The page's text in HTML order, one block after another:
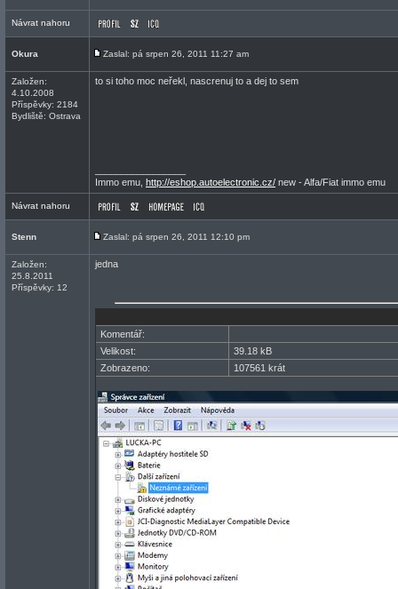
Návrat nahoru
Okura Zaslal: pá srpen 26, 2011 11:27 am
Založen:
4.10.2008
Příspěvky: 2184
Bydliště: Ostrava
to si toho moc neřekl, nascrenuj to a dej to sem
Immo emu, http://eshop.autoelectronic.cz/ new - Alfa/Fiat immo emu
Návrat nahoru
Stenn Zaslal: pá srpen 26, 2011 12:10 pm
Založen:
25.8.2011
Příspěvky: 12
jedna
Komentář:
Velikost:
39.18 kB
Zobrazeno:
107561 krát